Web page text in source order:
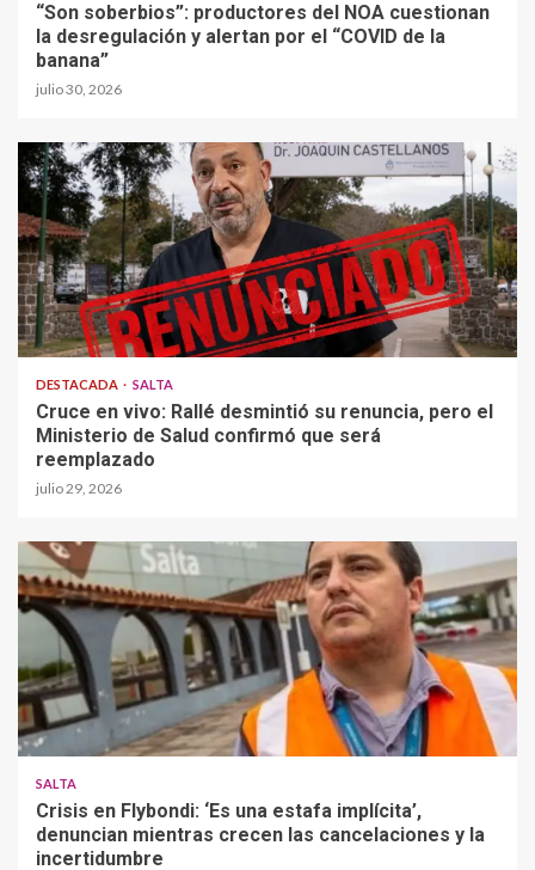
“Son soberbios”: productores del NOA cuestionan
la desregulación y alertan por el “COVID de la
banana”
julio 30, 2026
DESTACADA SALTA
Cruce en vivo: Rallé desmintió su renuncia, pero el
Ministerio de Salud confirmó que será
reemplazado
julio 29, 2026
SALTA
Crisis en Flybondi: ‘Es una estafa implícita’,
denuncian mientras crecen las cancelaciones y la
incertidumbre